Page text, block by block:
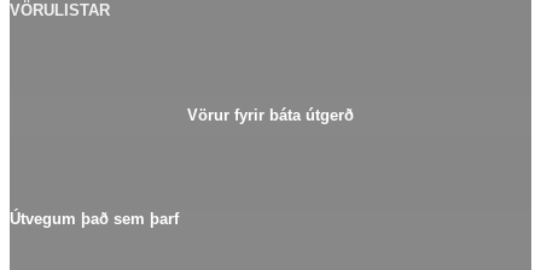
VÖRULISTAR
Vörur fyrir báta útgerð
Útvegum það sem þarf